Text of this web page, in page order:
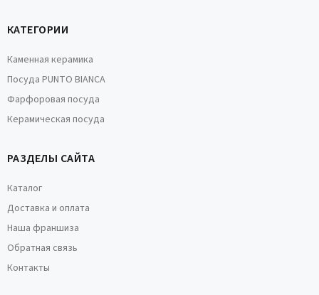
КАТЕГОРИИ
Каменная керамика
Посуда PUNTO BIANCA
Фарфоровая посуда
Керамическая посуда
РАЗДЕЛЫ САЙТА
Каталог
Доставка и оплата
Наша франшиза
Обратная связь
Контакты